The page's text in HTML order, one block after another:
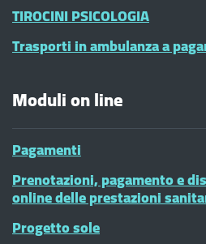
TIROCINI PSICOLOGIA
Trasporti in ambulanza a
Moduli on line
Pagamenti
Prenotazioni, pagamento e
online delle prestazioni
Progetto sole